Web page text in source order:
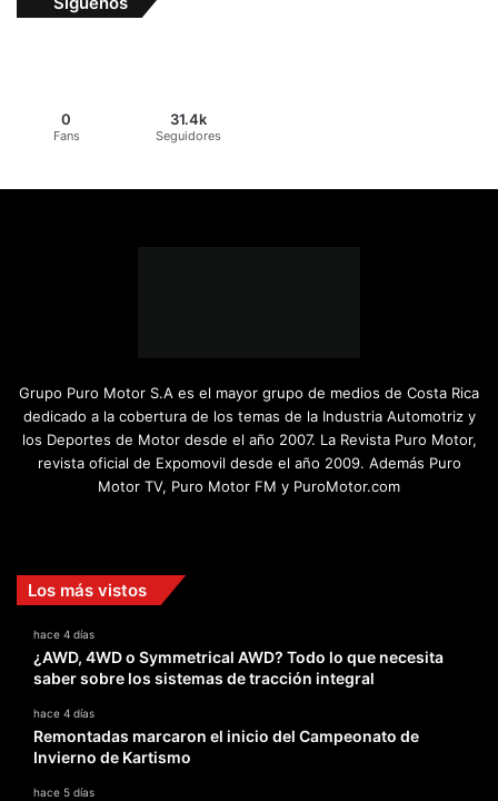
0
Fans
31.4k
Seguidores
Grupo Puro Motor S.A es el mayor grupo de medios de Costa Rica
dedicado a la cobertura de los temas de la Industria Automotriz y
los Deportes de Motor desde el año 2007. La Revista Puro Motor,
revista oficial de Expomovil desde el año 2009. Además Puro
Motor TV, Puro Motor FM y PuroMotor.com
Los más vistos
hace 4 días
¿AWD, 4WD o Symmetrical AWD? Todo lo que necesita
saber sobre los sistemas de tracción integral
hace 4 días
Remontadas marcaron el inicio del Campeonato de
Invierno de Kartismo
hace 5 días